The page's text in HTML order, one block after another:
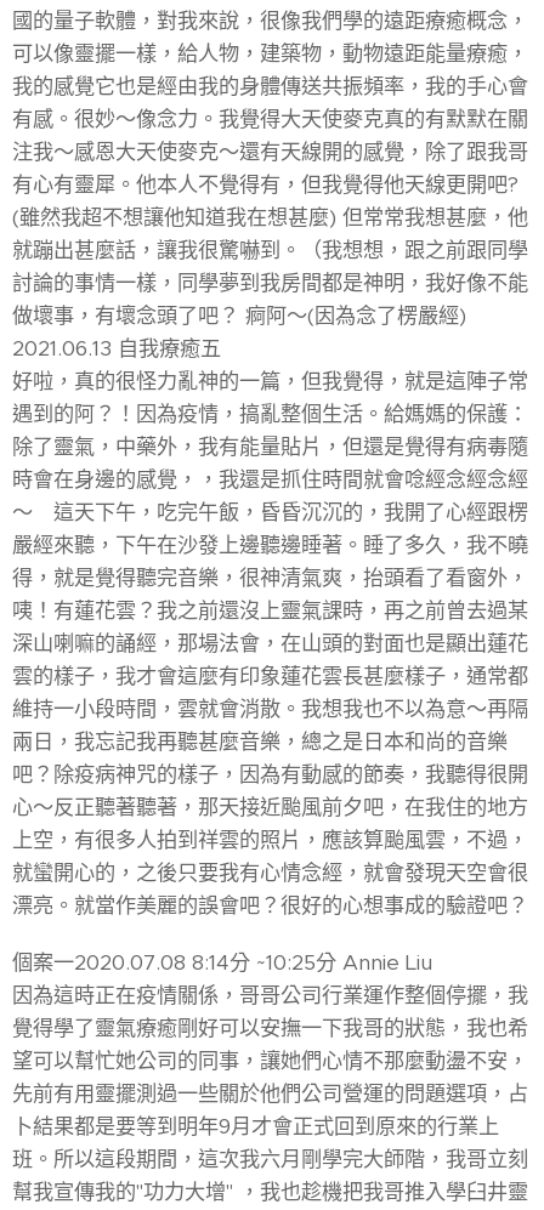
國的量子軟體，對我來說，很像我們學的遠距療癒概念，
可以像靈擺一樣，給人物，建築物，動物遠距能量療癒，
我的感覺它也是經由我的身體傳送共振頻率，我的手心會
有感。很妙～像念力。我覺得大天使麥克真的有默默在關
注我～感恩大天使麥克～還有天線開的感覺，除了跟我哥
有心有靈犀。他本人不覺得有，但我覺得他天線更開吧?
(雖然我超不想讓他知道我在想甚麼) 但常常我想甚麼，他
就蹦出甚麼話，讓我很驚嚇到。（我想想，跟之前跟同學
討論的事情一樣，同學夢到我房間都是神明，我好像不能
做壞事，有壞念頭了吧？ 痾阿～(因為念了楞嚴經)
2021.06.13 自我療癒五
好啦，真的很怪力亂神的一篇，但我覺得，就是這陣子常
遇到的阿？！因為疫情，搞亂整個生活。給媽媽的保護：
除了靈氣，中藥外，我有能量貼片，但還是覺得有病毒隨
時會在身邊的感覺，，我還是抓住時間就會唸經念經念經
～ 這天下午，吃完午飯，昏昏沉沉的，我開了心經跟楞
嚴經來聽，下午在沙發上邊聽邊睡著。睡了多久，我不曉
得，就是覺得聽完音樂，很神清氣爽，抬頭看了看窗外，
咦！有蓮花雲？我之前還沒上靈氣課時，再之前曾去過某
深山喇嘛的誦經，那場法會，在山頭的對面也是顯出蓮花
雲的樣子，我才會這麼有印象蓮花雲長甚麼樣子，通常都
維持一小段時間，雲就會消散。我想我也不以為意～再隔
兩日，我忘記我再聽甚麼音樂，總之是日本和尚的音樂
吧？除疫病神咒的樣子，因為有動感的節奏，我聽得很開
心～反正聽著聽著，那天接近颱風前夕吧，在我住的地方
上空，有很多人拍到祥雲的照片，應該算颱風雲，不過，
就蠻開心的，之後只要我有心情念經，就會發現天空會很
漂亮。就當作美麗的誤會吧？很好的心想事成的驗證吧？
個案一2020.07.08 8:14分 ~10:25分 Annie Liu
因為這時正在疫情關係，哥哥公司行業運作整個停擺，我
覺得學了靈氣療癒剛好可以安撫一下我哥的狀態，我也希
望可以幫忙她公司的同事，讓她們心情不那麼動盪不安，
先前有用靈擺測過一些關於他們公司營運的問題選項，占
卜結果都是要等到明年9月才會正式回到原來的行業上
班。所以這段期間，這次我六月剛學完大師階，我哥立刻
幫我宣傳我的"功力大增" ，我也趁機把我哥推入學臼井靈